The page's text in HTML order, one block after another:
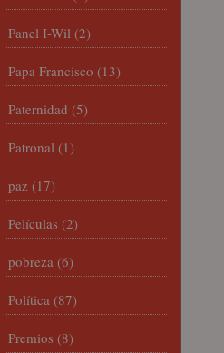
Panel I-Wil (2)
Papa Francisco (13)
Paternidad (5)
Patronal (1)
paz (17)
Películas (2)
pobreza (6)
Política (87)
Premios (8)